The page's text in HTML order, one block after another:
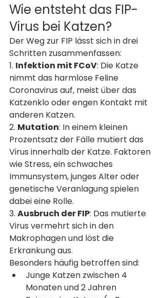
Wie entsteht das FIP-
Virus bei Katzen?
Der Weg zur FIP lässt sich in drei
Schritten zusammenfassen:
1. Infektion mit FCoV: Die Katze
nimmt das harmlose Feline
Coronavirus auf, meist über das
Katzenklo oder engen Kontakt mit
anderen Katzen.
2. Mutation: In einem kleinen
Prozentsatz der Fälle mutiert das
Virus innerhalb der Katze. Faktoren
wie Stress, ein schwaches
Immunsystem, junges Alter oder
genetische Veranlagung spielen
dabei eine Rolle.
3. Ausbruch der FIP: Das mutierte
Virus vermehrt sich in den
Makrophagen und löst die
Erkrankung aus.
Besonders häufig betroffen sind:
Junge Katzen zwischen 4
Monaten und 2 Jahren